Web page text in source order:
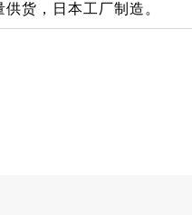
货，日本工厂制造。